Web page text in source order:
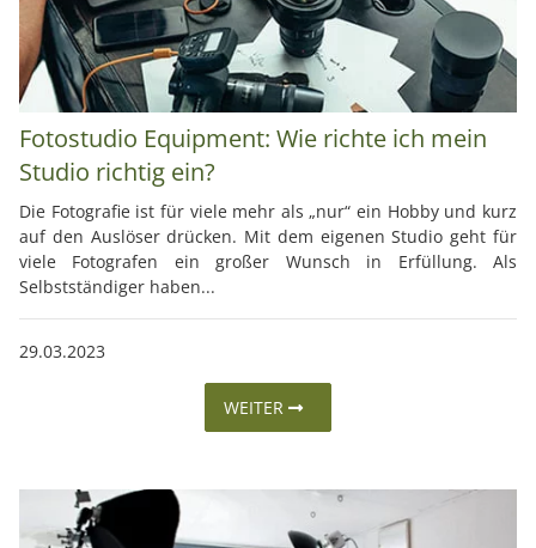
Fotostudio Equipment: Wie richte ich mein
Studio richtig ein?
Die Fotografie ist für viele mehr als „nur“ ein Hobby und kurz
auf den Auslöser drücken. Mit dem eigenen Studio geht für
viele Fotografen ein großer Wunsch in Erfüllung. Als
Selbstständiger haben...
29.03.2023
WEITER